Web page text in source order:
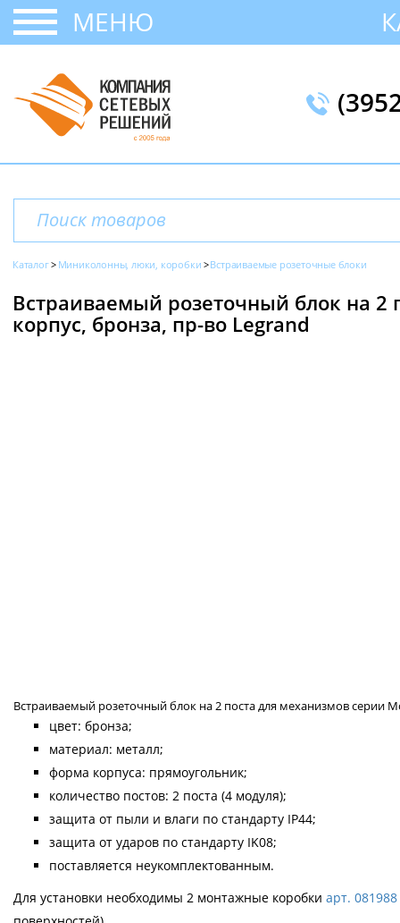
МЕНЮ
Каталог Миниколонны, люки, коробки Встраиваемые розеточные блоки
Встраиваемый розеточный блок на 2
корпус, бронза, пр-во Legrand
Встраиваемый розеточный блок на 2 поста для механизмов серии
цвет: бронза;
материал: металл;
форма корпуса: прямоугольник;
количество постов: 2 поста (4 модуля);
защита от пыли и влаги по стандарту IP44;
защита от ударов по стандарту IK08;
поставляется неукомплектованным.
Для установки необходимы 2 монтажные коробки арт. 081988